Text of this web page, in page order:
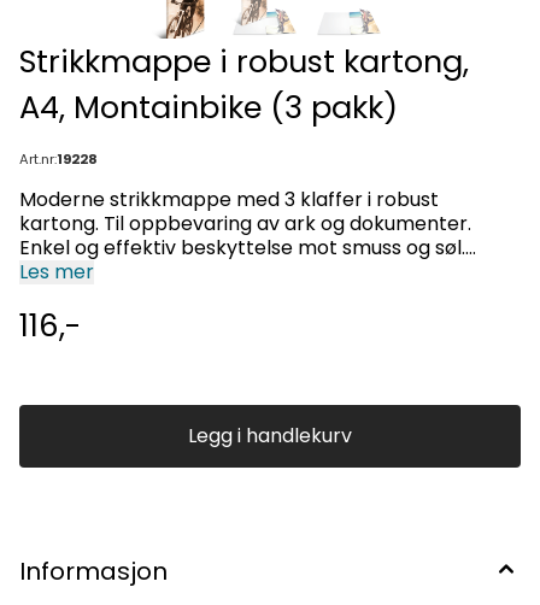
Strikkmappe i robust kartong,
A4, Montainbike (3 pakk)
Art.nr:19228
Moderne strikkmappe med 3 klaffer i robust
kartong. Til oppbevaring av ark og dokumenter.
Enkel og effektiv beskyttelse mot smuss og søl.
Material: polypropylen.
Les mer
116,-
Legg i handlekurv
Informasjon